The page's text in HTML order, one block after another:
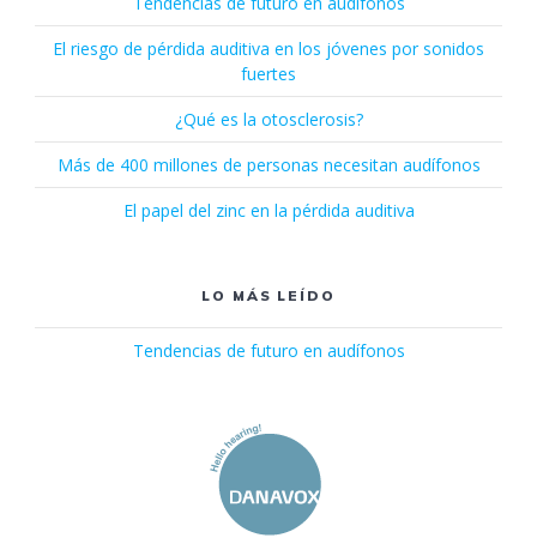
El riesgo de pérdida auditiva en los jóvenes por sonidos
fuertes
¿Qué es la otosclerosis?
Más de 400 millones de personas necesitan audífonos
El papel del zinc en la pérdida auditiva
LO MÁS LEÍDO
Tendencias de futuro en audífonos